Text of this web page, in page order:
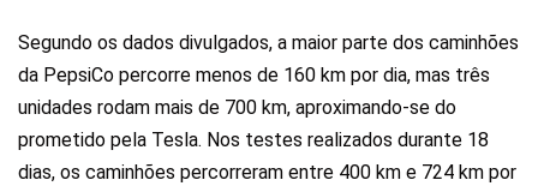
Segundo os dados divulgados, a maior parte dos caminhões
da PepsiCo percorre menos de 160 km por dia, mas três
unidades rodam mais de 700 km, aproximando-se do
prometido pela Tesla. Nos testes realizados durante 18
dias, os caminhões percorreram entre 400 km e 724 km por